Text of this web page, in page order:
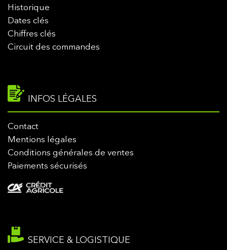
Historique
Dates clés
Chiffres clés
Circuit des commandes
INFOS LÉGALES
Contact
Mentions légales
Conditions générales de ventes
Paiements sécurisés
SERVICE & LOGISTIQUE